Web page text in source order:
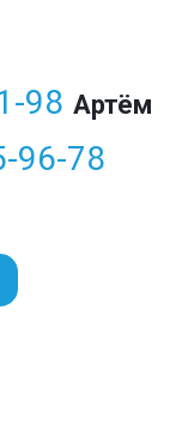
98 Артём
96-78